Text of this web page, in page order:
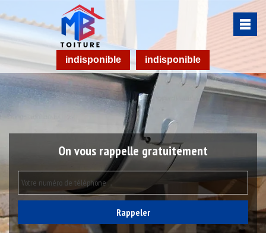
indisponible indisponible
On vous rappelle gratuitement